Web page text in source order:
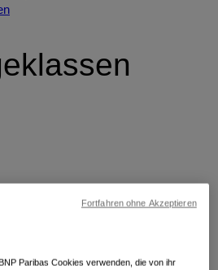
Paribas Cookies verwenden, die von ihr
Fortfahren ohne Akzeptieren